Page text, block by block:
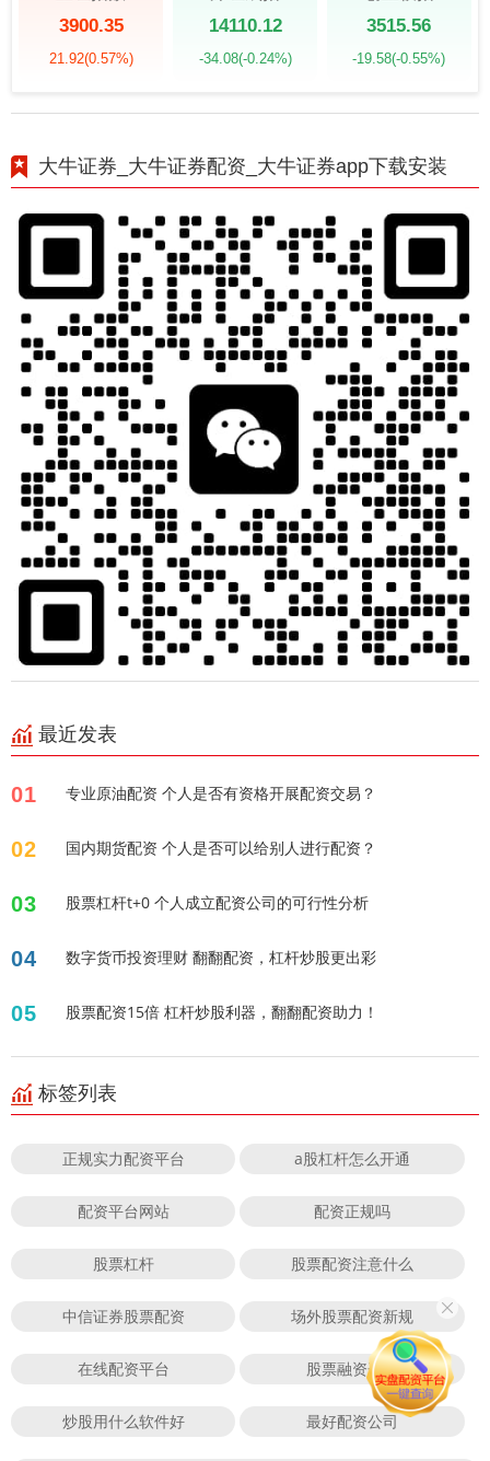
3900.35
21.92(0.57%)
14110.12
-34.08(-0.24%)
3515.56
-19.58(-0.55%)
大牛证券_大牛证券配资_大牛证券app下载安装
最近发表
01 专业原油配资 个人是否有资格开展配资交易？
02 国内期货配资 个人是否可以给别人进行配资？
03 股票杠杆t+0 个人成立配资公司的可行性分析
04 数字货币投资理财 翻翻配资，杠杆炒股更出彩
05 股票配资15倍 杠杆炒股利器，翻翻配资助力！
标签列表
正规实力配资平台 a股杠杆怎么开通
配资平台网站 配资正规吗
股票杠杆 股票配资注意什么
中信证券股票配资 场外股票配资新规
在线配资平台 股票融资开通
炒股用什么软件好 最好配资公司